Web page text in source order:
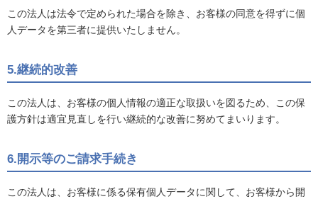
この法人は法令で定められた場合を除き、お客様の同意を得ずに個
人データを第三者に提供いたしません。
5.継続的改善
この法人は、お客様の個人情報の適正な取扱いを図るため、この保
護方針は適宜見直しを行い継続的な改善に努めてまいります。
6.開示等のご請求手続き
この法人は、お客様に係る保有個人データに関して、お客様から開